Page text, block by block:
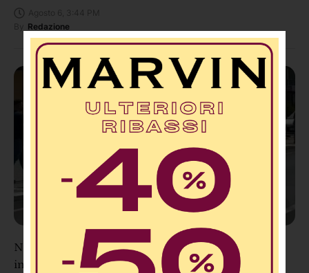
Redazione
Non ce l’ha fatta Andrea Minasi: è morta la 23enne
investita sulle strisce a Vibo, donati gli organi